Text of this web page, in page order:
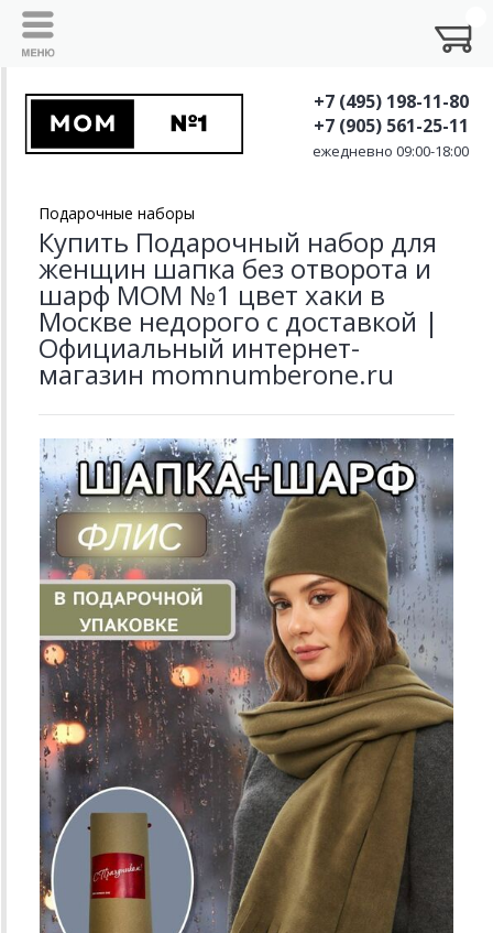
+7 (495) 198-11-80
+7 (905) 561-25-11
ежедневно 09:00-18:00
Подарочные наборы
Купить Подарочный набор для
женщин шапка без отворота и
шарф MOM №1 цвет хаки в
Москве недорого с доставкой |
Официальный интернет-
магазин momnumberone.ru